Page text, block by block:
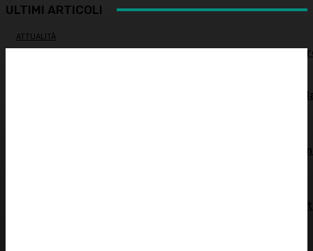
ULTIMI ARTICOLI
ATTUALITÀ
Estate e zanzare: come difendersi e quali rimedi
Salute sessuale femminile: cosa sapere per proteggere
Virus creati con l’intelligenza artificiale: è la prima volta
Restituire luce e vitalità allo sguardo, tra medicina